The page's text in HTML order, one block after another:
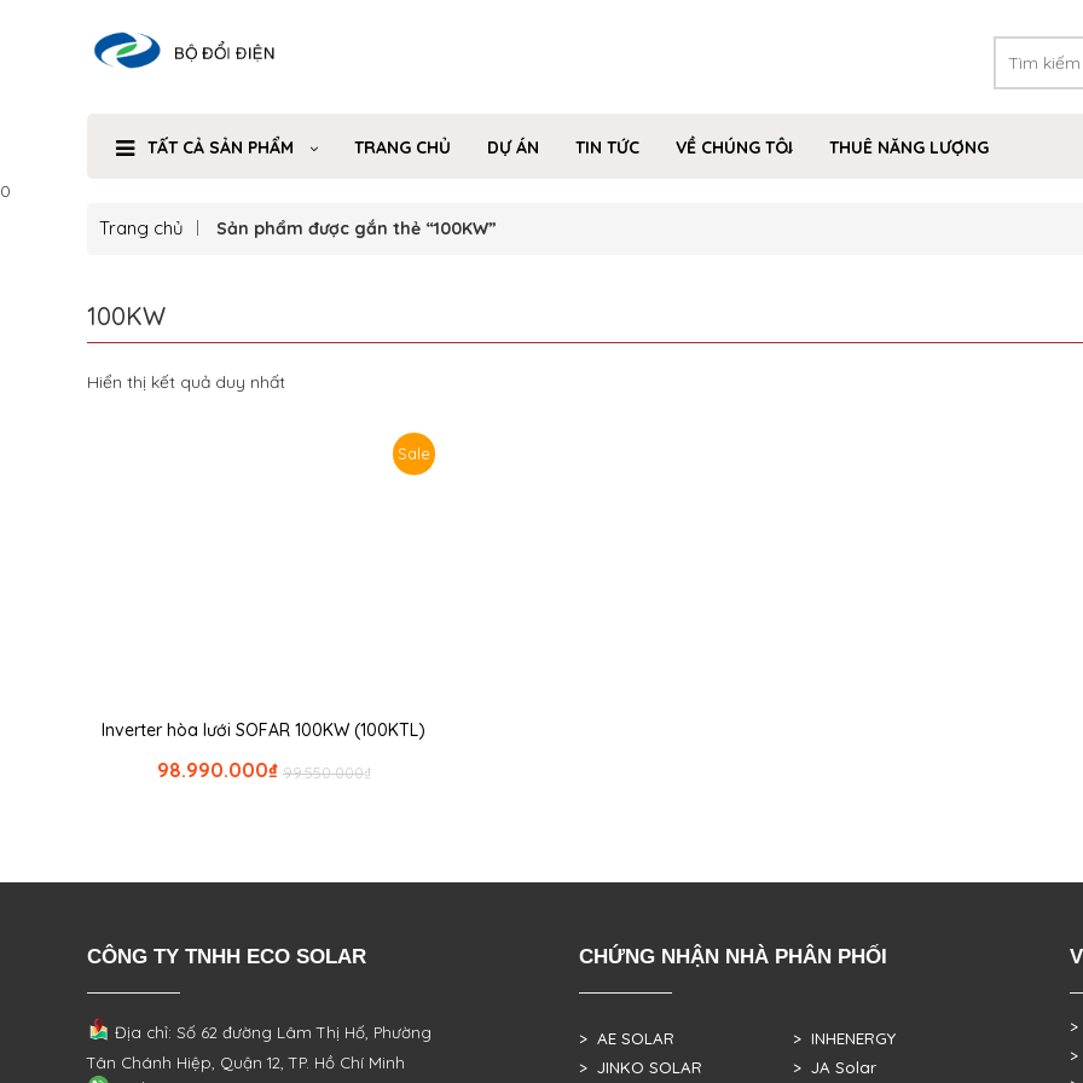
TẤT CẢ SẢN PHẨM TRANG CHỦ DỰ ÁN TIN TỨC VỀ CHÚNG TÔI
THUÊ NĂNG LƯỢNG
0
Trang chủ Sản phẩm được gắn thẻ “100KW”
100KW
Hiển thị kết quả duy nhất
Sale
Inverter hòa lưới SOFAR 100KW (100KTL)
₫
99.550.000
₫
98.990.000
CÔNG TY TNHH ECO SOLAR
Địa chỉ: Số 62 đường Lâm Thị Hố, Phường
Tân Chánh Hiệp, Quận 12, TP. Hồ Chí Minh
CHỨNG NHẬN NHÀ PHÂN PHỐI
> AE SOLAR
> JINKO SOLAR
> INHENERGY
> JA Solar
>